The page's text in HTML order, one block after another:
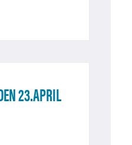
23.APRIL